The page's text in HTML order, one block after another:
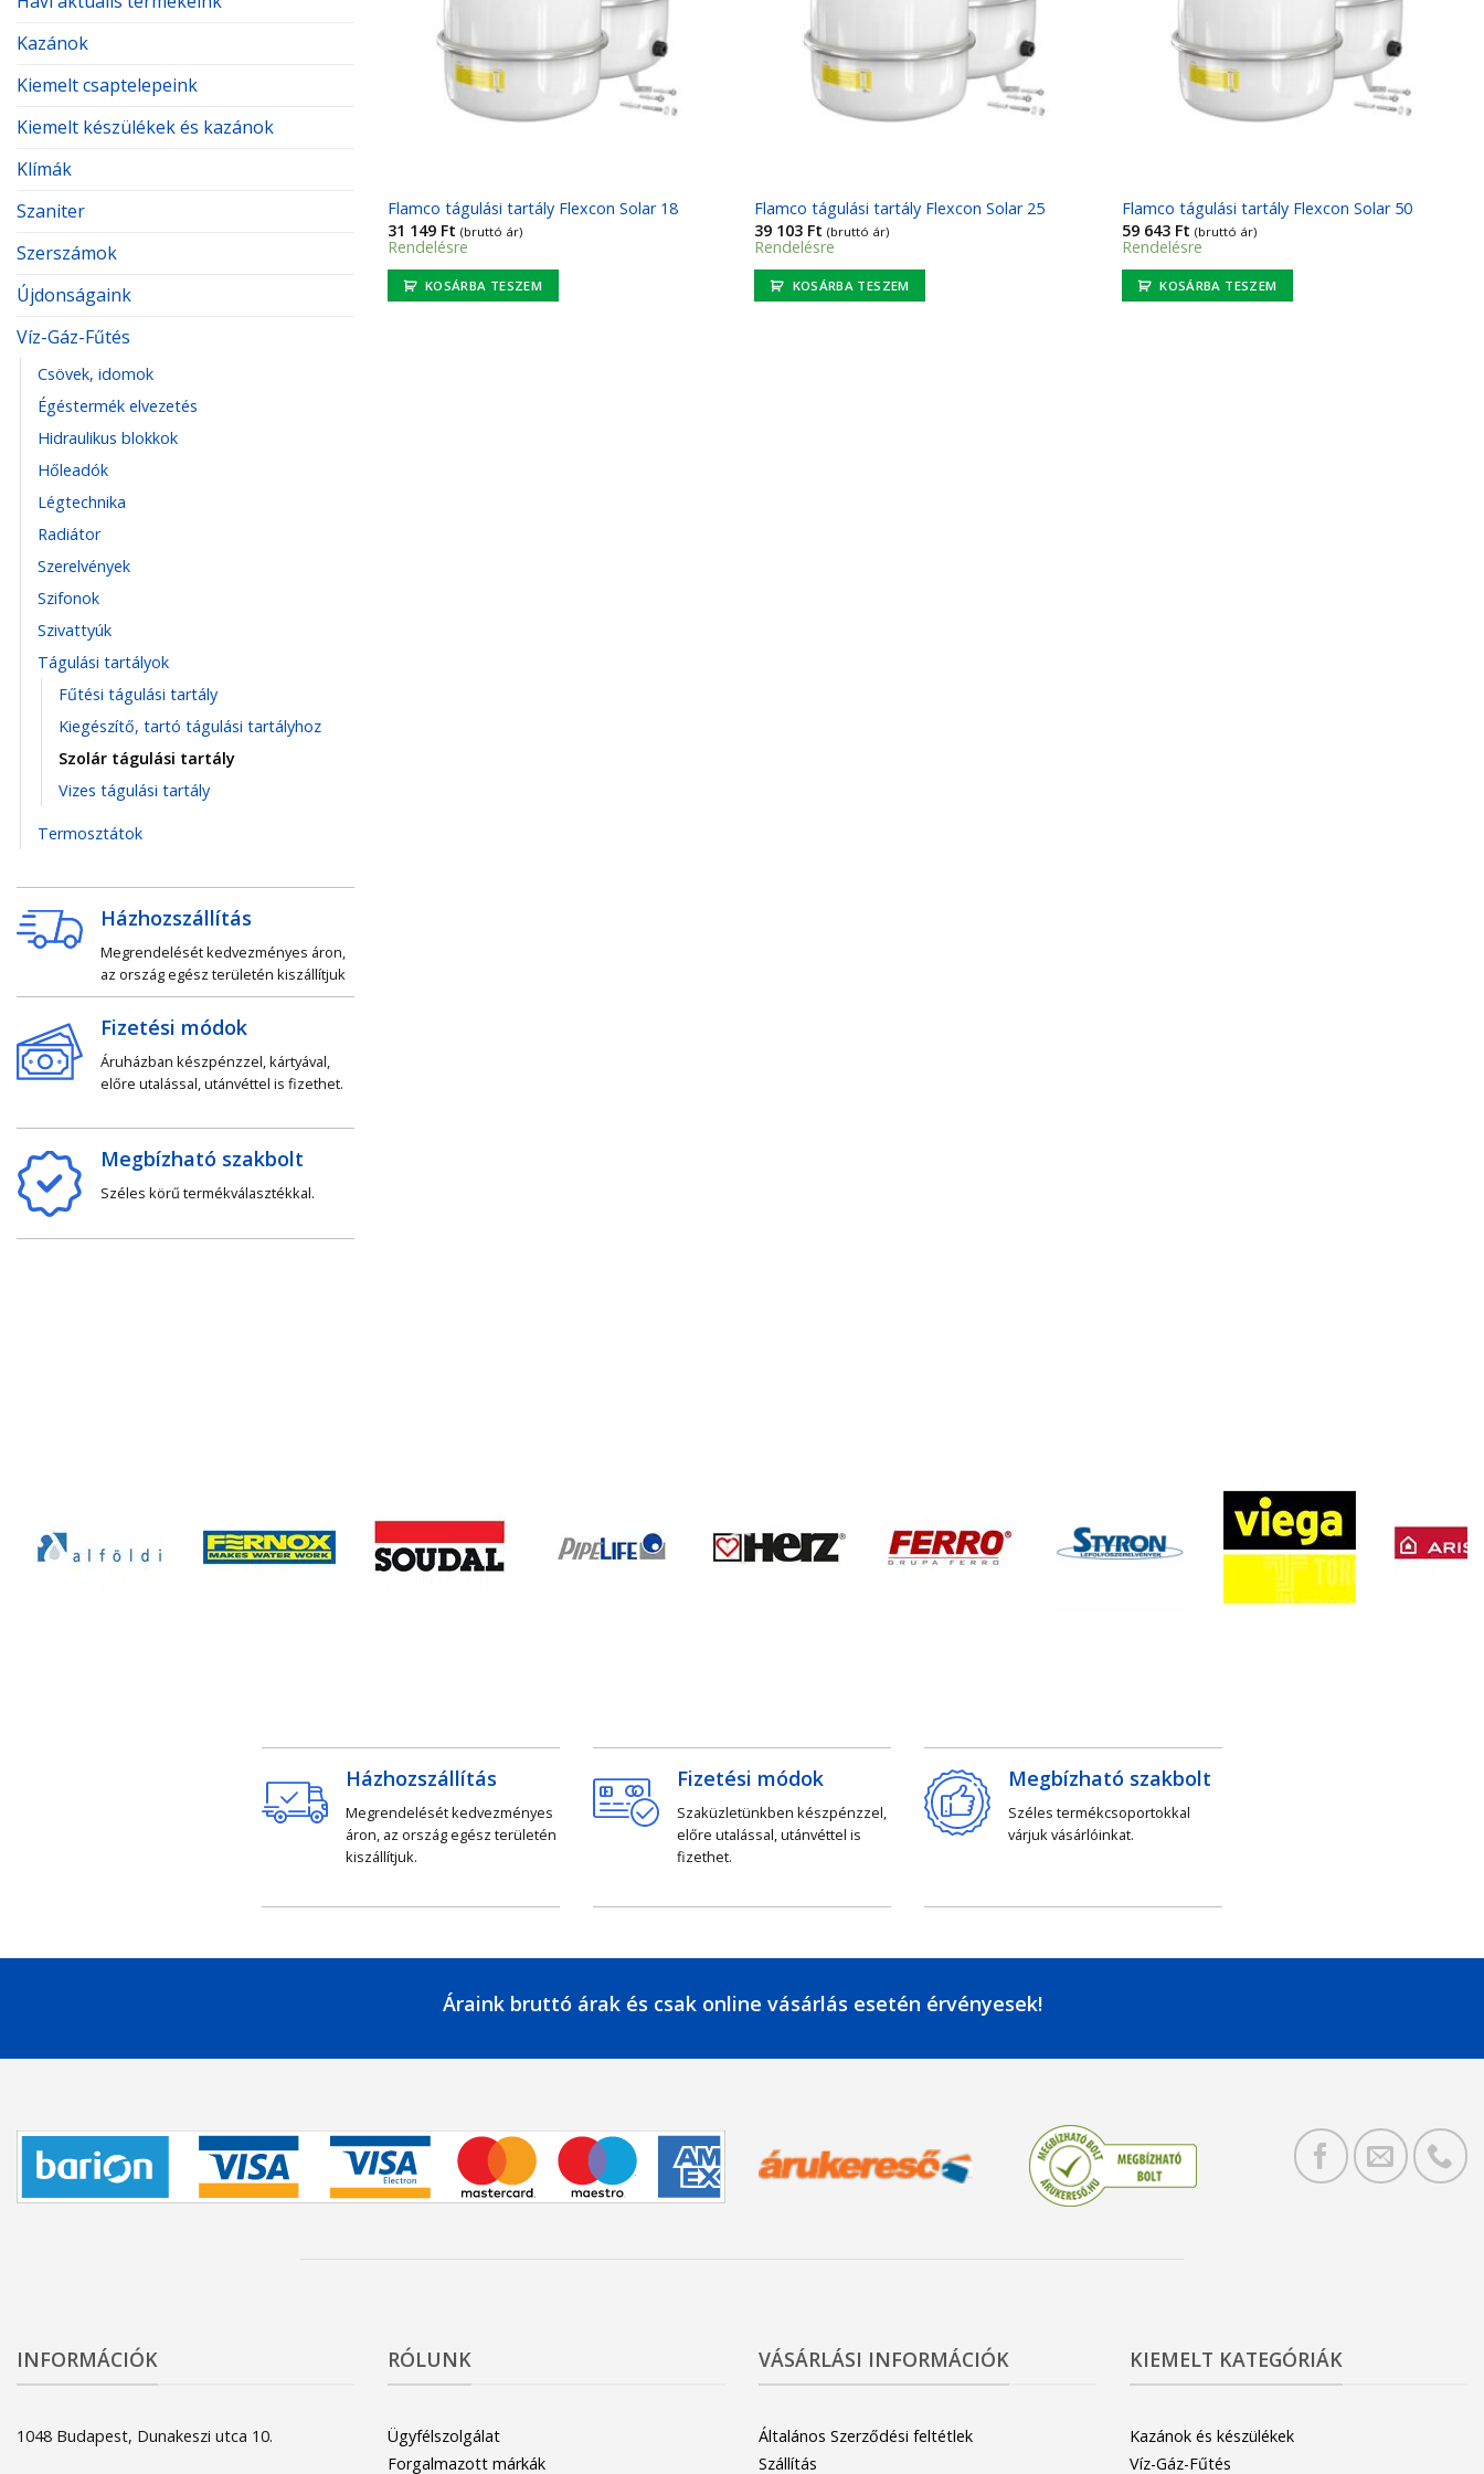
Kazánok
Kiemelt csaptelepeink
Kiemelt készülékek és kazánok
Klímák
Szaniter
Szerszámok
Újdonságaink
Víz-Gáz-Fűtés
Csövek, idomok
Égéstermék elvezetés
Hidraulikus blokkok
Hőleadók
Légtechnika
Radiátor
Szerelvények
Szifonok
Szivattyúk
Tágulási tartályok
Fűtési tágulási tartály
Kiegészítő, tartó tágulási tartályhoz
Szolár tágulási tartály
Vizes tágulási tartály
Termosztátok
Házhozszállítás
Megrendelését kedvezményes áron,
az ország egész területén kiszállítjuk
Fizetési módok
Áruházban készpénzzel, kártyával,
előre utalással, utánvéttel is fizethet.
Megbízható szakbolt
Széles körű termékválasztékkal.
Flamco tágulási tartály Flexcon Solar 18
31 149 Ft (bruttó ár)
Rendelésre
KOSÁRBA TESZEM
Flamco tágulási tartály Flexcon Solar 25
39 103 Ft (bruttó ár)
Rendelésre
KOSÁRBA TESZEM
Flamco tágulási tartály Flexcon Solar 50
59 643 Ft (bruttó ár)
Rendelésre
KOSÁRBA TESZEM
Házhozszállítás
Megrendelését kedvezményes
áron, az ország egész területén
kiszállítjuk.
Fizetési módok
Szaküzletünkben készpénzzel,
előre utalással, utánvéttel is
fizethet.
Megbízható szakbolt
Széles termékcsoportokkal
várjuk vásárlóinkat.
Áraink bruttó árak és csak online vásárlás esetén érvényesek!
INFORMÁCIÓK
1048 Budapest, Dunakeszi utca 10.
RÓLUNK
Ügyfélszolgálat
Forgalmazott márkák
VÁSÁRLÁSI INFORMÁCIÓK
Általános Szerződési feltétlek
Szállítás
KIEMELT KATEGÓRIÁK
Kazánok és készülékek
Víz-Gáz-Fűtés